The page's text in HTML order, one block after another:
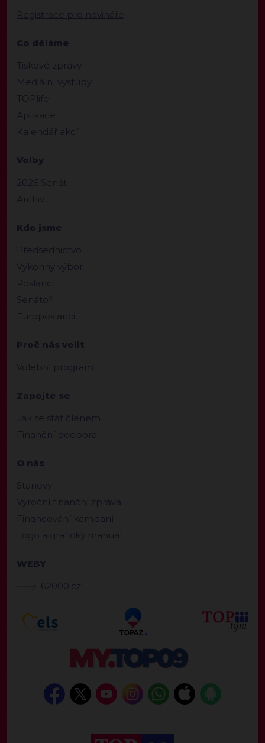
Registrace pro novináře
Co děláme
Tiskové zprávy
Mediální výstupy
TOPlife
Aplikace
Kalendář akcí
Volby
2026 Senát
Archiv
Kdo jsme
Předsednictvo
Výkonný výbor
Poslanci
Senátoři
Europoslanci
Proč nás volit
Volební program
Zapojte se
Jak se stát členem
Finanční podpora
O nás
Stanovy
Výroční finanční zpráva
Financování kampaní
Logo a grafický manuál
WEBY
62000.cz